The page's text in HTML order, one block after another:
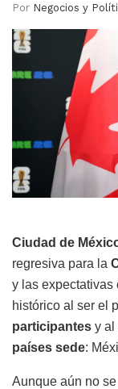
Por Negocios y
Ciudad de
regresiva para la
y las expectativas
histórico al ser el
participantes y al
países sede:
Aunque aún no